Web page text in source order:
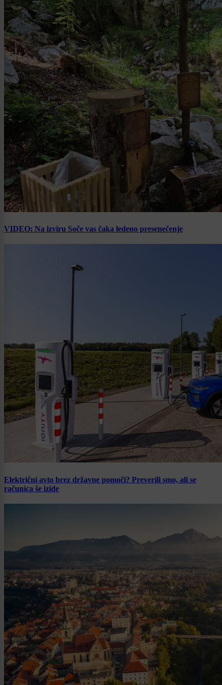
VIDEO: Na izviru Soče vas čaka ledeno presenečenje
Električni avto brez državne pomoči? Preverili smo, ali se
računica še izide